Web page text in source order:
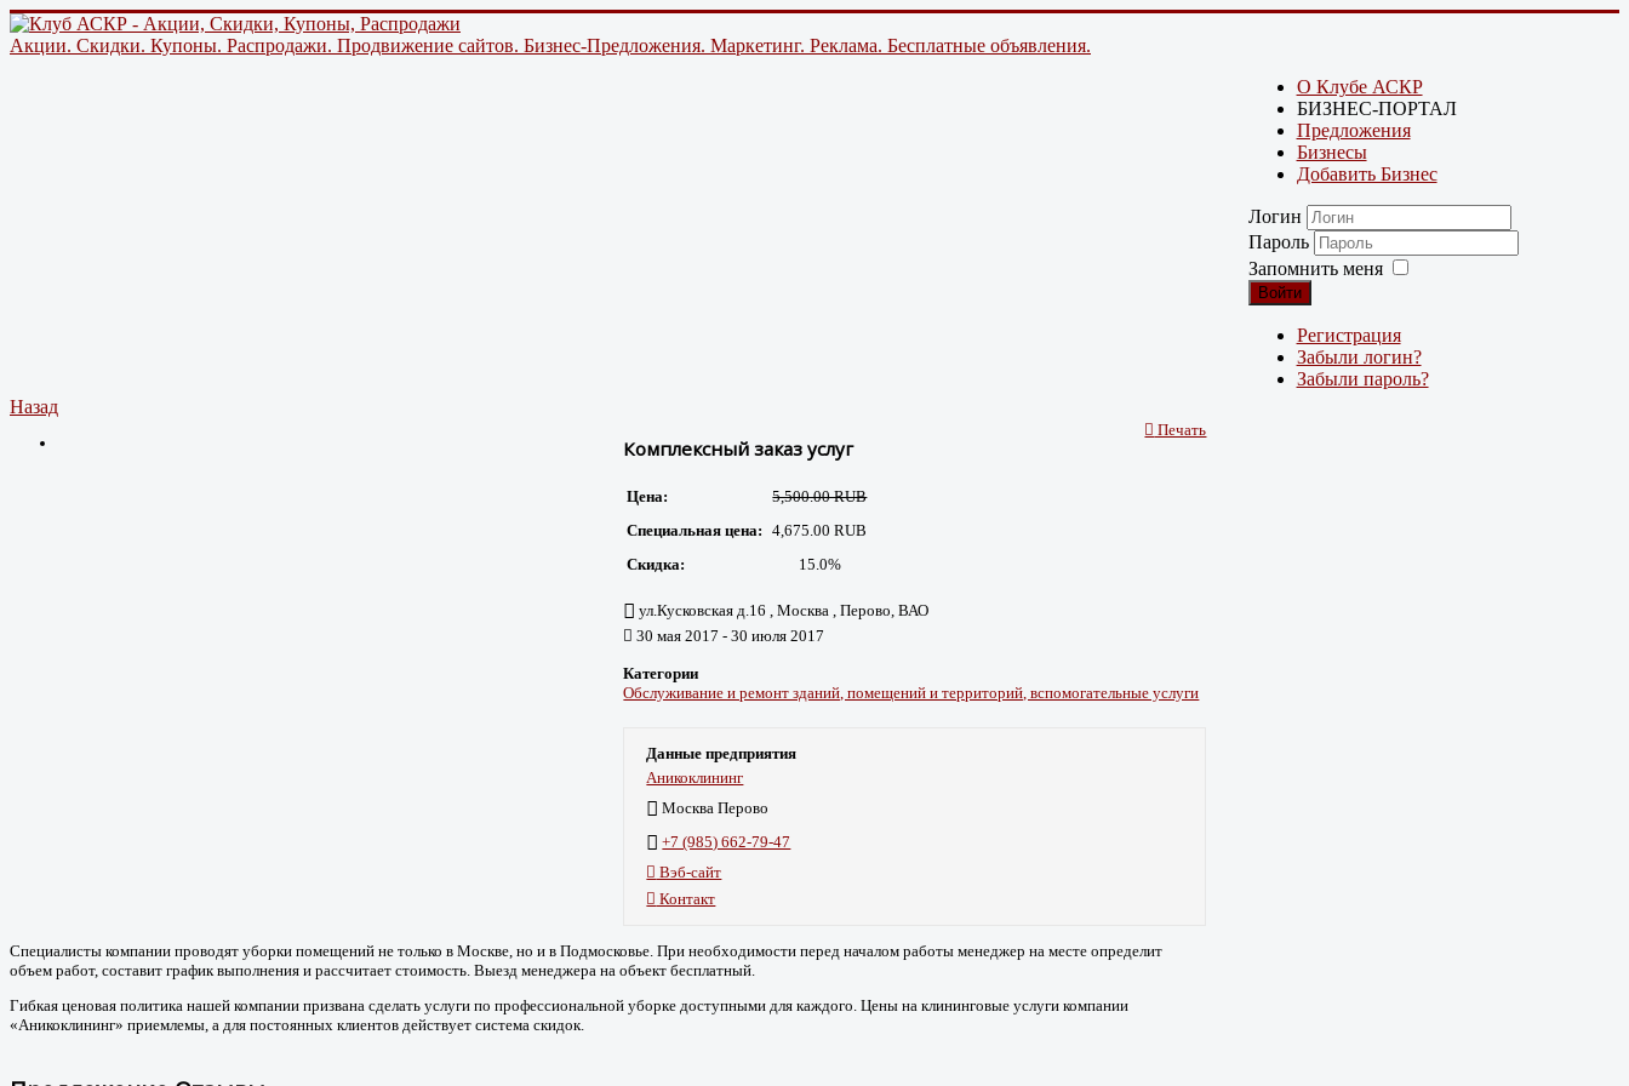
Акции. Скидки. Купоны. Распродажи. Продвижение сайтов. Бизнес-Предложения. Маркетинг. Реклама. Бесплатные объявления.
Назад
Печать
Комплексный заказ услуг
Цена:
5,500.00 RUB
Специальная цена:
4,675.00 RUB
Скидка:
15.0%
ул.Кусковская д.16 , Москва , Перово, ВАО
30 мая 2017 - 30 июля 2017
Категории
Обслуживание и ремонт зданий, помещений и территорий, вспомогательные услуги
Данные предприятия
Аникоклининг
Москва Перово
+7 (985) 662-79-47
Вэб-сайт
Контакт
Специалисты компании проводят уборки помещений не только в Москве, но и в Подмосковье. При необходимости перед началом работы менеджер на месте определит
объем работ, составит график выполнения и рассчитает стоимость. Выезд менеджера на объект бесплатный.
Гибкая ценовая политика нашей компании призвана сделать услуги по профессиональной уборке доступными для каждого. Цены на клининговые услуги компании
«Аникоклининг» приемлемы, а для постоянных клиентов действует система скидок.
О Клубе АСКР
БИЗНЕС-ПОРТАЛ
Предложения
Бизнесы
Добавить Бизнес
Логин
Пароль
Запомнить меня
Войти
Регистрация
Забыли логин?
Забыли пароль?